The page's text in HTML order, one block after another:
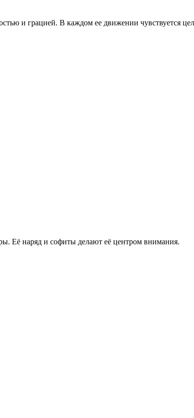
и грацией. В каждом ее движении чувствуется
Её наряд и софиты делают её центром внимания.